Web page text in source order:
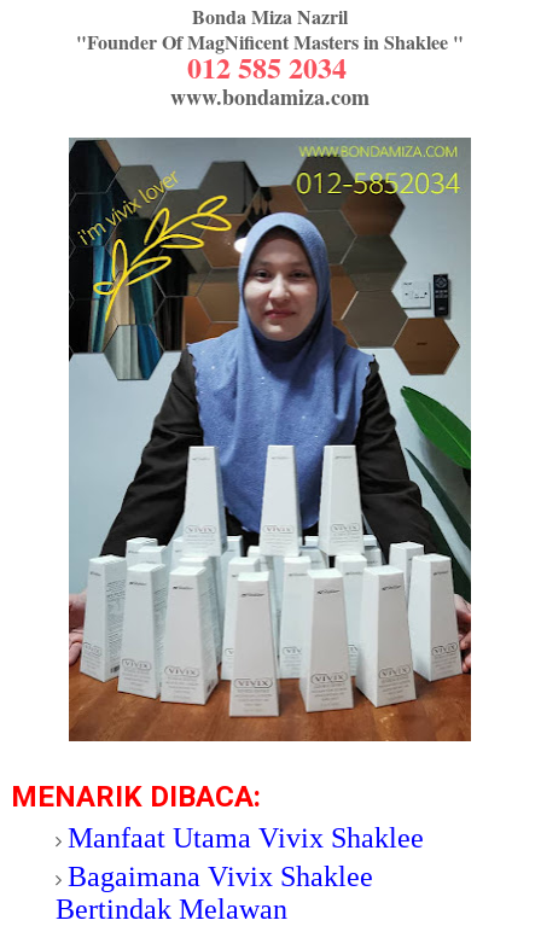
Bonda Miza Nazril
"Founder Of MagNificent Masters in Shaklee "
012 585 2034
www.bondamiza.com
MENARIK DIBACA:
Manfaat Utama Vivix Shaklee
Bagaimana Vivix Shaklee
Bertindak Melawan